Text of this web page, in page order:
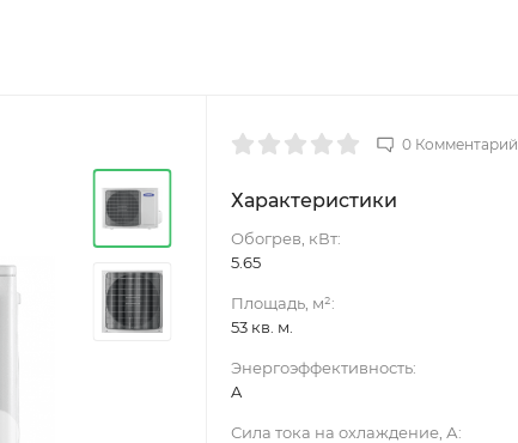
0 Комментарий
Характеристики
Обогрев, кВт:
5.65
Площадь, м²:
53 кв. м.
Энергоэффективность:
A
Сила тока на охлаждение, А: